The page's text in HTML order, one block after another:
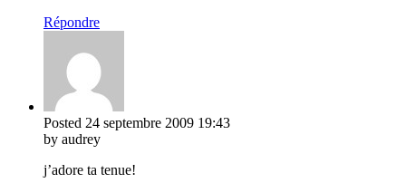
Répondre
Posted 24 septembre 2009 19:43
by audrey
j’adore ta tenue!